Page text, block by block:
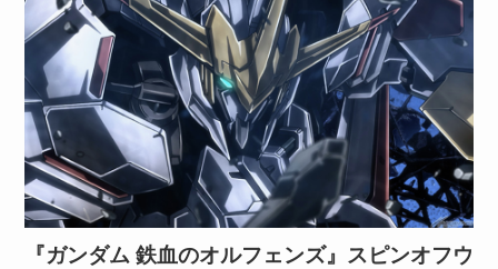
『ガンダム 鉄血のオルフェンズ』スピンオフウ